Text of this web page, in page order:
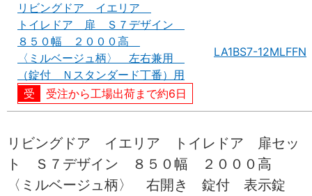
リビングドア イエリア
トイレドア 扉 Ｓ７デザイン
８５０幅 ２０００高
〈ミルベージュ柄〉 左右兼用
（錠付 Ｎスタンダード丁番）用
受注から工場出荷まで約6日
LA1BS7-12MLFFN
リビングドア イエリア トイレドア 扉セッ
ト Ｓ７デザイン ８５０幅 ２０００高
〈ミルベージュ柄〉 右開き 錠付 表示錠